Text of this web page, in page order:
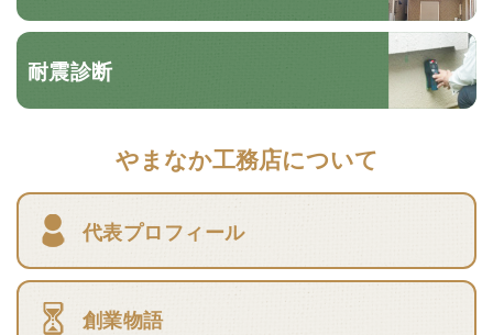
耐震診断
やまなか工務店について
代表プロフィール
創業物語